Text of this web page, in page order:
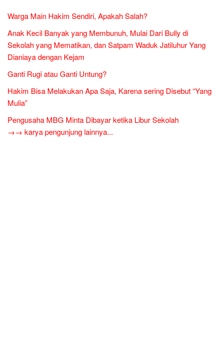
Warga Main Hakim Sendiri, Apakah Salah?
Anak Kecil Banyak yang Membunuh, Mulai Dari Bully di
Sekolah yang Mematikan, dan Satpam Waduk Jatiluhur Yang
Dianiaya dengan Kejam
Ganti Rugi atau Ganti Untung?
Hakim Bisa Melakukan Apa Saja, Karena sering Disebut “Yang
Mulia”
Pengusaha MBG Minta Dibayar ketika Libur Sekolah
→→ karya pengunjung lainnya...